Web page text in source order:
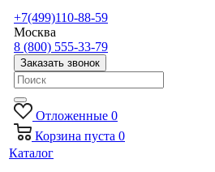
+7(499)110-88-59
Москва
8 (800) 555-33-79
Заказать звонок
Отложенные 0
Корзина пуста 0
Каталог